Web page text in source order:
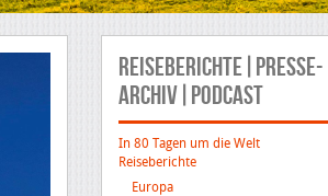
Reiseberichte|Presse-
Archiv|Podcast
In 80 Tagen um die Welt
Reiseberichte
Europa